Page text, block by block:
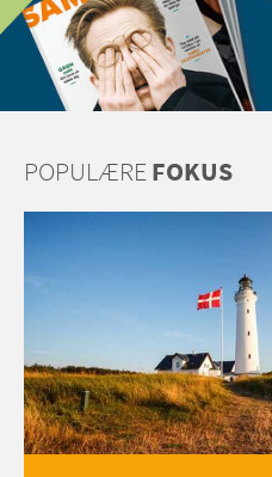
POPULÆREFOKUS